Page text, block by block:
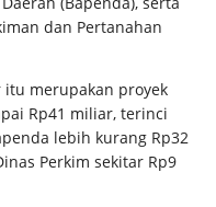
dan Pertanahan
merupakan proyek
Rp41 miliar, terinci
lebih kurang Rp32
Perkim sekitar Rp9